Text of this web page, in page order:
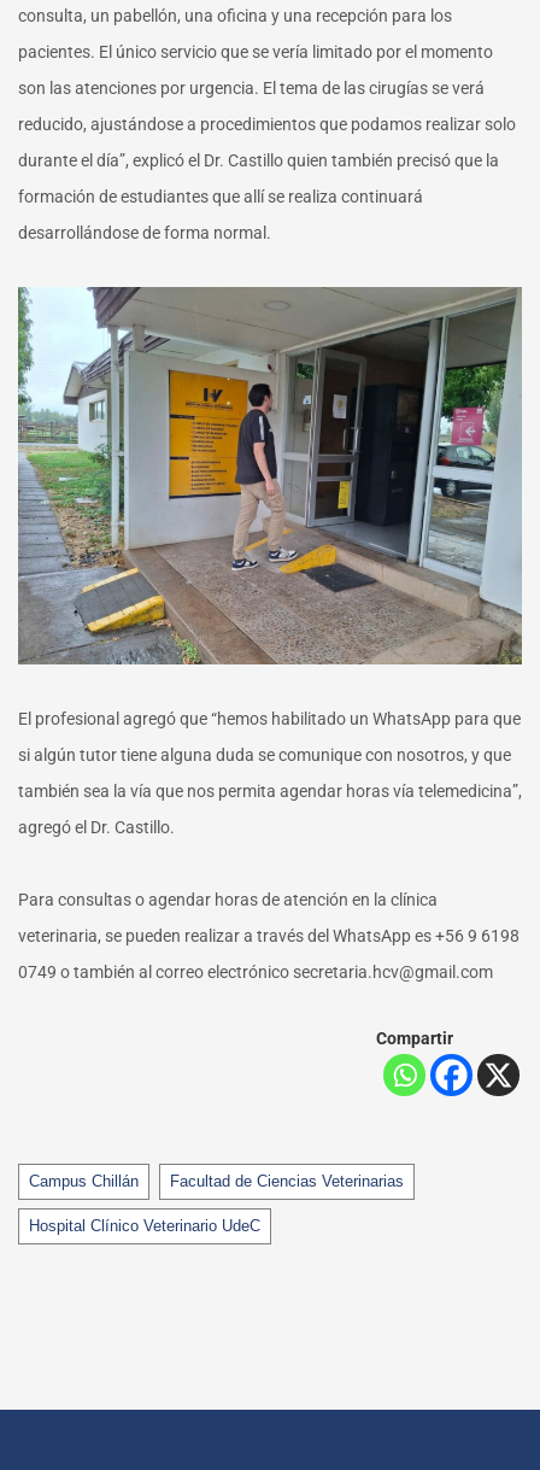
consulta, un pabellón, una oficina y una recepción para los
pacientes. El único servicio que se vería limitado por el momento
son las atenciones por urgencia. El tema de las cirugías se verá
reducido, ajustándose a procedimientos que podamos realizar solo
durante el día”, explicó el Dr. Castillo quien también precisó que la
formación de estudiantes que allí se realiza continuará
desarrollándose de forma normal.
El profesional agregó que “hemos habilitado un WhatsApp para que
si algún tutor tiene alguna duda se comunique con nosotros, y que
también sea la vía que nos permita agendar horas vía telemedicina”,
agregó el Dr. Castillo.
Para consultas o agendar horas de atención en la clínica
veterinaria, se pueden realizar a través del WhatsApp es +56 9 6198
0749 o también al correo electrónico secretaria.hcv@gmail.com
Compartir
Tags
Campus Chillán Facultad de Ciencias Veterinarias
Hospital Clínico Veterinario UdeC